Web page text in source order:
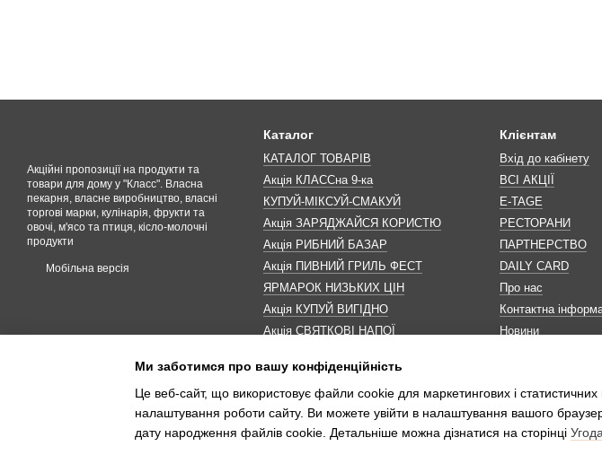
Акційні пропозиції на продукти та
товари для дому у "Класс". Власна
пекарня, власне виробництво, власні
торгові марки, кулінарія, фрукти та
овочі, м'ясо та птиця, кісло-молочні
продукти
Мобільна версія
Каталог
КАТАЛОГ ТОВАРІВ
Акція КЛАССна 9-ка
КУПУЙ-МІКСУЙ-СМАКУЙ
Акція ЗАРЯДЖАЙСЯ КОРИСТЮ
Акція РИБНИЙ БАЗАР
Акція ПИВНИЙ ГРИЛЬ ФЕСТ
ЯРМАРОК НИЗЬКИХ ЦІН
Акція КУПУЙ ВИГІДНО
Акція СВЯТКОВІ НАПОЇ
Акція ДО МАКОВЕЯ
ІНШІ АКЦІЇ
Клієнтам
Вхід до кабінету
ВСІ АКЦІЇ
E-TAGE
РЕСТОРАНИ
ПАРТНЕРСТВО
DAILY CARD
Про нас
Контактна
Новини
Ми заботимся про вашу конфіденційність
Це веб-сайт, що використовує файли cookie для маркетингових і
налаштування роботи сайту. Ви можете увійти в налаштування вашого
дату народження файлів cookie. Детальніше можна дізнатися на сторінці